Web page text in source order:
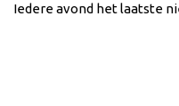
Iedere avond het laatste